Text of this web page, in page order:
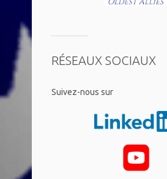
RÉSEAUX SOCIAUX
​Suivez-nous sur